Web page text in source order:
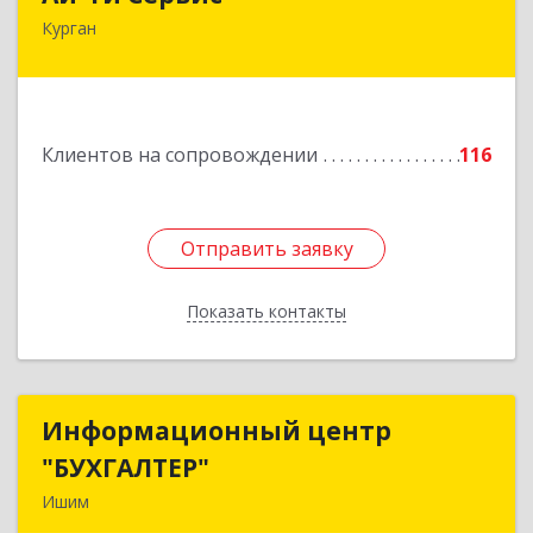
Курган
Клиентов на сопровождении 116
Отправить заявку
Показать контакты
Отправить заявку
Назад
Информационный центр
"БУХГАЛТЕР"
Ишим
Информационный центр